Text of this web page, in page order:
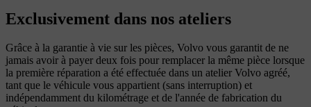
Exclusivement dans nos ateliers
Grâce à la garantie à vie sur les pièces, Volvo vous garantit de ne
jamais avoir à payer deux fois pour remplacer la même pièce lorsque
la première réparation a été effectuée dans un atelier Volvo agréé,
tant que le véhicule vous appartient (sans interruption) et
indépendamment du kilométrage et de l'année de fabrication du